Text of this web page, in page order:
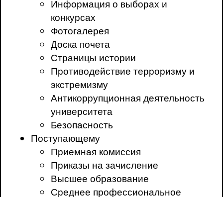
Информация о выборах и
конкурсах
Фотогалерея
Доска почета
Страницы истории
Противодействие терроризму и
экстремизму
Антикоррупционная деятельность
университета
Безопасность
Поступающему
Приемная комиссия
Приказы на зачисление
Высшее образование
Среднее профессиональное